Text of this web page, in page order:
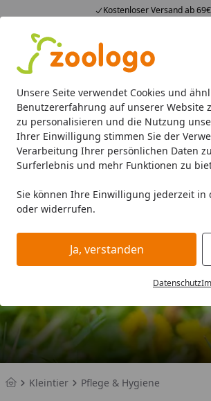
Unsere Seite verwendet Cookies und
Benutzererfahrung auf unserer Website
zu personalisieren und die Nutzung
Ihrer Einwilligung stimmen Sie der
Verarbeitung Ihrer persönlichen Daten
Surferlebnis und mehr Funktionen zu
Sie können Ihre Einwilligung jederzeit in
oder widerrufen.
Ja, verstanden
Datenschutz
Kostenloser Versand ab 69€
4,74
23.588 Bewertungen
Alle Produkte
Alle Produkte Angebote
Kleintier Kleintierfutter
Kleintier Pflege & Hygiene